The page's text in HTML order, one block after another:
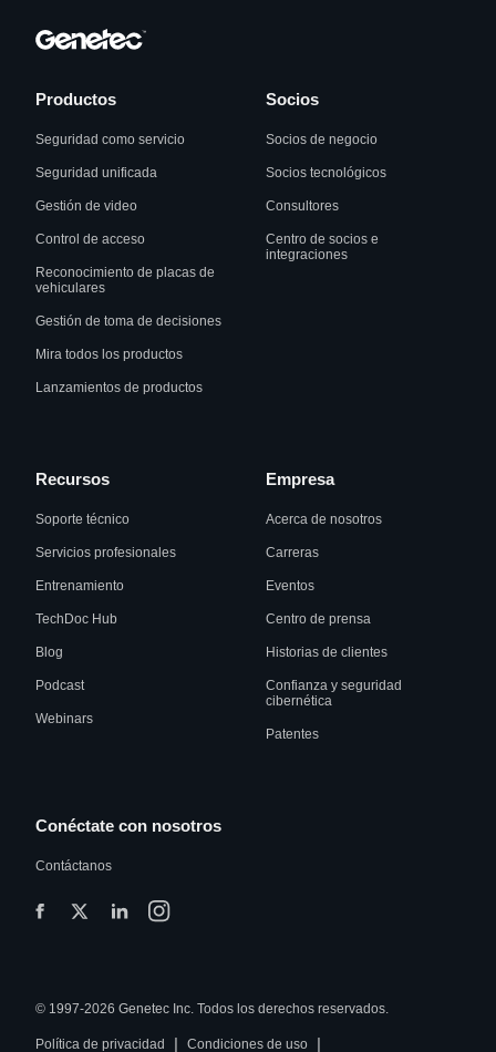
Productos
Seguridad como servicio
Seguridad unificada
Gestión de video
Control de acceso
Reconocimiento de placas de
vehiculares
Gestión de toma de decisiones
Mira todos los productos
Lanzamientos de productos
Socios
Socios de negocio
Socios tecnológicos
Consultores
Centro de socios e
integraciones
Recursos
Soporte técnico
Servicios profesionales
Entrenamiento
TechDoc Hub
Blog
Podcast
Webinars
Empresa
Acerca de nosotros
Carreras
Eventos
Centro de prensa
Historias de clientes
Confianza y seguridad
cibernética
Patentes
Conéctate con nosotros
Contáctanos
© 1997-2026 Genetec Inc. Todos los derechos reservados.
Política de privacidad | Condiciones de uso |